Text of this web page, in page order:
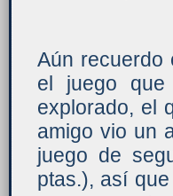
Aún recuerdo
el juego
explorado, el
amigo vio un
juego de
ptas.), así